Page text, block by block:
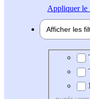
Appliquerle
Afficher les
Durée